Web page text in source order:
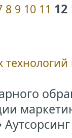
8 9 10 11 12